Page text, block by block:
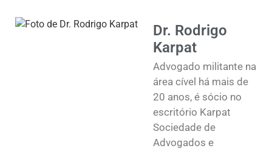
Dr. Rodrigo
Karpat
Advogado militante na
área cível há mais de
20 anos, é sócio no
escritório Karpat
Sociedade de
Advogados e